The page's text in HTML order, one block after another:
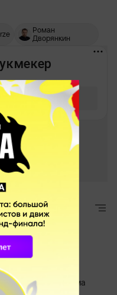
Роман
Дворянкин
Реклама. ООО Фирма